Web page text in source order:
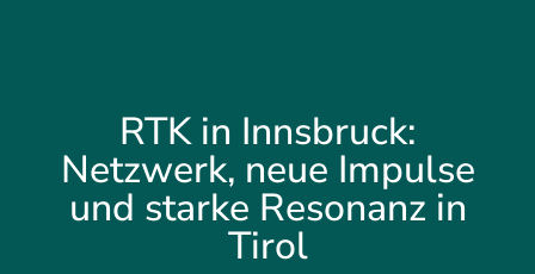
RTK in Innsbruck:
Netzwerk, neue Impulse
und starke Resonanz in
Tirol